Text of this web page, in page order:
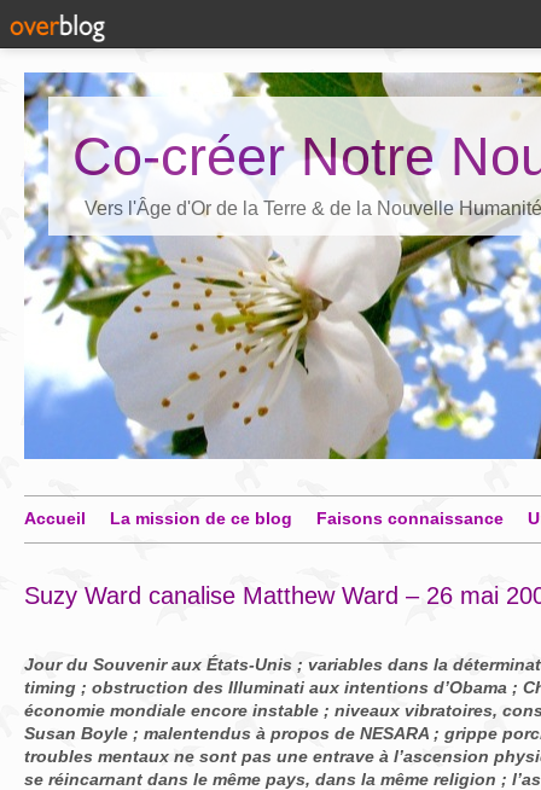
Co-créer Notre
Vers l'Âge d'Or de la Terre & de la Nouvelle Humanité
Accueil La mission de ce blog Faisons connaissance
Suzy Ward canalise Matthew Ward – 26 mai
Jour du Souvenir aux États-Unis ; variables dans la
timing ; obstruction des Illuminati aux intentions d’Obama ;
économie mondiale encore instable ; niveaux vibratoires,
Susan Boyle ; malentendus à propos de NESARA ; grippe
troubles mentaux ne sont pas une entrave à l’ascension
se réincarnant dans le même pays, dans la même religion ;